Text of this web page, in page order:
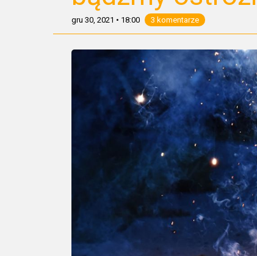
gru 30, 2021 • 18:00 3 komentarze